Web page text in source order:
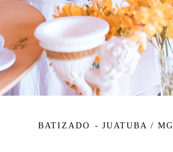
BATIZADO JUATUBA / MG